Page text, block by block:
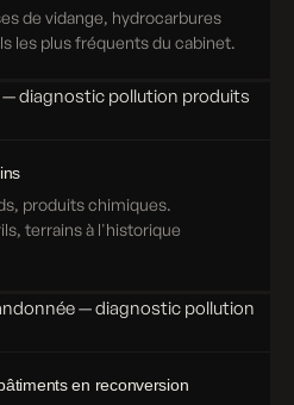
de vidange, hydrocarbures
les plus fréquents du cabinet.
produits chimiques.
terrains à l'historique
en reconversion